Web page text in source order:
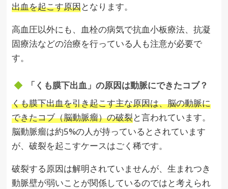
出血を起こす原因となります。
高血圧以外にも、血栓の病気で抗血小板療法、抗凝
固療法などの治療を行っている人も注意が必要で
す。
「くも膜下出血」の原因は動脈にできたコブ？
くも膜下出血を引き起こす主な原因は、脳の動脈に
できたコブ（脳動脈瘤）の破裂と言われています。
脳動脈瘤は約5%の人が持っているとされています
が、破裂を起こすケースはごく稀です。
破裂する原因は解明されていませんが、生まれつき
動脈壁が弱いことが関係しているのではと考えられ